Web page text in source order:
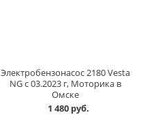
Электробензонасос 2180 Vesta
NG с 03.2023 г, Моторика в
Омске
1 480 руб.